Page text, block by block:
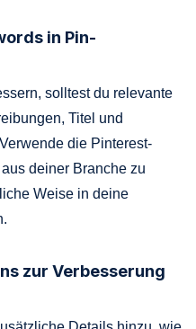
in Pin-
solltest du relevante
Titel und
die Pinterest-
deiner Branche zu
Weise in deine
zur Verbesserung